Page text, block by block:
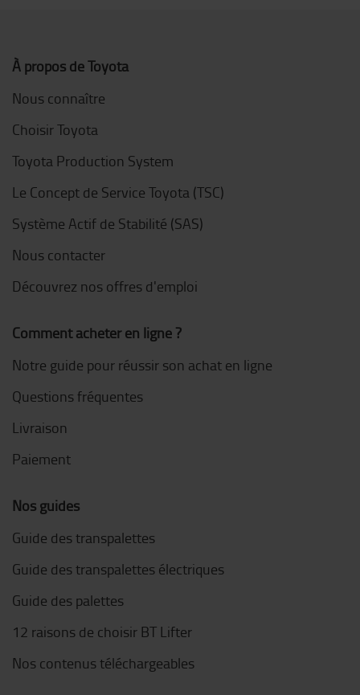
À propos de Toyota
Nous connaître
Choisir Toyota
Toyota Production System
Le Concept de Service Toyota (TSC)
Système Actif de Stabilité (SAS)
Nous contacter
Découvrez nos offres d'emploi
Comment acheter en ligne ?
Notre guide pour réussir son achat en ligne
Questions fréquentes
Livraison
Paiement
Nos guides
Guide des transpalettes
Guide des transpalettes électriques
Guide des palettes
12 raisons de choisir BT Lifter
Nos contenus téléchargeables